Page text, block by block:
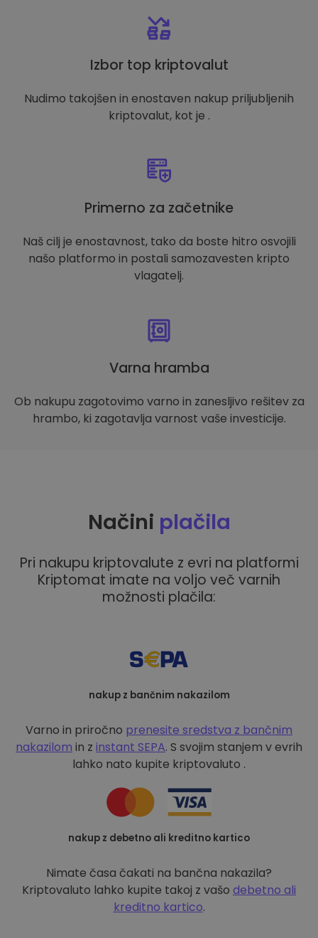
Izbor top kriptovalut
Nudimo takojšen in enostaven nakup priljubljenih
kriptovalut, kot je .
Primerno za začetnike
Naš cilj je enostavnost, tako da boste hitro osvojili
našo platformo in postali samozavesten kripto
vlagatelj.
Varna hramba
Ob nakupu zagotovimo varno in zanesljivo rešitev za
hrambo, ki zagotavlja varnost vaše investicije.
Načini plačila
Pri nakupu kriptovalute z evri na platformi
Kriptomat imate na voljo več varnih
možnosti plačila:
nakup z bančnim nakazilom
Varno in priročno prenesite sredstva z bančnim
nakazilom in z instant SEPA. S svojim stanjem v evrih
lahko nato kupite kriptovaluto .
nakup z debetno ali kreditno kartico
Nimate časa čakati na bančna nakazila?
Kriptovaluto lahko kupite takoj z vašo debetno ali
kreditno kartico.